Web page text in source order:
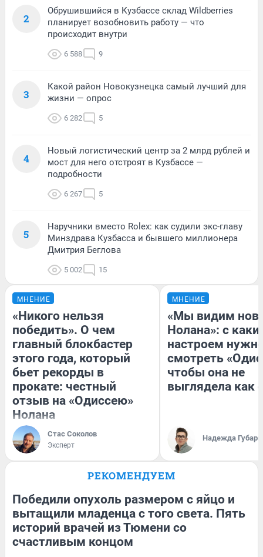
2
Обрушившийся в Кузбассе склад Wildberries
планирует возобновить работу — что
происходит внутри
6 588 9
3
Какой район Новокузнецка самый лучший для
жизни — опрос
6 282 5
4
Новый логистический центр за 2 млрд рублей и
мост для него отстроят в Кузбассе —
подробности
6 267 5
5
Наручники вместо Rolex: как судили экс-главу
Минздрава Кузбасса и бывшего миллионера
Дмитрия Беглова
5 002 15
МНЕНИЕ
«Никого нельзя
победить». О чем
главный блокбастер
этого года, который
бьет рекорды в
прокате: честный
отзыв на «Одиссею»
Нолана
Стас Соколов
Эксперт
МНЕНИЕ
«Мы видим
Нолана»: с
настроем
смотреть
чтобы она не
выглядела как
Надежда Губарь
РЕКОМЕНДУЕМ
Победили опухоль размером с яйцо и
вытащили младенца с того света. Пять
историй врачей из Тюмени со
счастливым концом